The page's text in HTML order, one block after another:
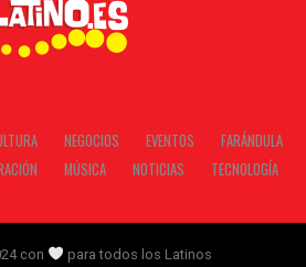
NEGOCIOS EVENTOS
FARÁNDULA
MÚSICA NOTICIAS TECNOLOGÍA
con para todos los Latinos